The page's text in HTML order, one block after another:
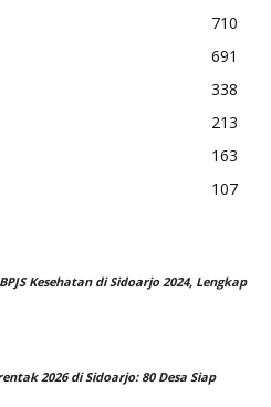
710
691
338
213
163
107
Kesehatan di Sidoarjo 2024, Lengkap
2026 di Sidoarjo: 80 Desa Siap